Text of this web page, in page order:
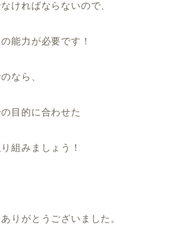
ければならないので、
能力が必要です！
なら、
目的に合わせた
組みましょう！
りがとうございました。